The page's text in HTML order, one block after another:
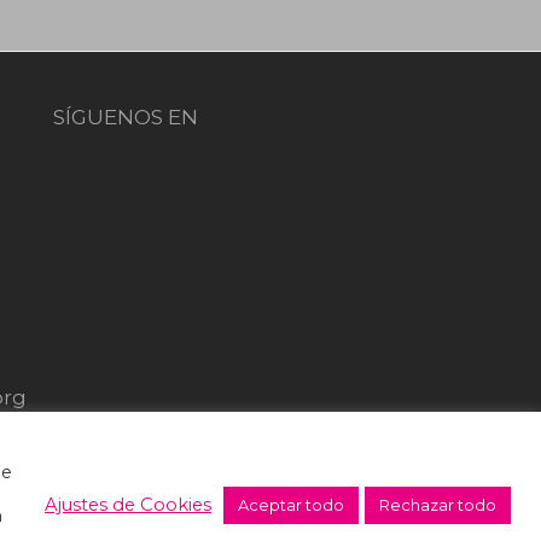
SÍGUENOS EN
de venta y donaciones
Ajustes de Cookies Aceptar todo Rechazar todo